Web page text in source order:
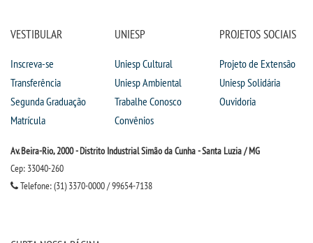
VESTIBULAR
Inscreva-se
Transferência
Segunda Graduação
Matrícula
UNIESP
Uniesp Cultural
Uniesp Ambiental
Trabalhe Conosco
Convênios
PROJETOS SOCIAIS
Projeto de Extensão
Uniesp Solidária
Ouvidoria
Av. Beira-Rio, 2000 - Distrito Industrial Simão da Cunha - Santa Luzia / MG
Cep: 33040-260
Telefone: (31) 3370-0000 / 99654-7138